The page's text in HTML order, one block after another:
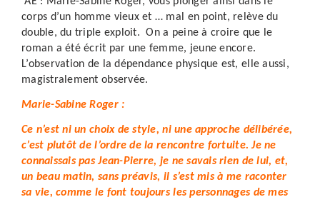
corps d’un homme vieux et … mal en point, relève du
double, du triple exploit. On a peine à croire que le
roman a été écrit par une femme, jeune encore.
L’observation de la dépendance physique est, elle aussi,
magistralement observée.
Marie-Sabine Roger :
Ce n’est ni un choix de style, ni une approche délibérée,
c’est plutôt de l’ordre de la rencontre fortuite. Je ne
connaissais pas Jean-Pierre, je ne savais rien de lui, et,
un beau matin, sans préavis, il s’est mis à me raconter
sa vie, comme le font toujours les personnages de mes